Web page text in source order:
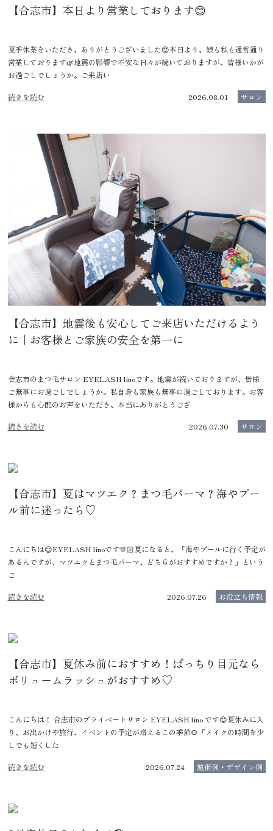
【合志市】本日より営業しております😊
夏季休業をいただき、ありがとうございました😊本日より、娘も私も通常通り
営業しております🌿地震の影響で不安な日々が続いておりますが、皆様いかが
お過ごしでしょうか。ご来店い
続きを読む 2026.08.01 サロン
【合志市】地震後も安心してご来店いただけるよう
に｜お客様とご家族の安全を第一に
合志市のまつ毛サロン EYELASH linoです。地震が続いておりますが、皆様
ご無事にお過ごしでしょうか。私自身も家族も無事に過ごしております。お客
様からも心配のお声をいただき、本当にありがとうござ
続きを読む 2026.07.30 サロン
【合志市】夏はマツエク？まつ毛パーマ？海やプー
ル前に迷ったら♡
こんにちは😊EYELASH linoです🫶🏻夏になると、「海やプールに行く予定が
あるんですが、マツエクとまつ毛パーマ、どちらがおすすめですか？」という
ご
続きを読む 2026.07.26 お役立ち情報
【合志市】夏休み前におすすめ！ぱっちり目元なら
ボリュームラッシュがおすすめ♡
こんにちは！ 合志市のプライベートサロン EYELASH lino です😊夏休みに入
り、お出かけや旅行、イベントの予定が増えるこの季節🌻「メイクの時間を少
しでも短くした
続きを読む 2026.07.24 施術例・デザイン例